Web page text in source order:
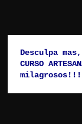
Desculpa
CURSO
milagrosos!!!